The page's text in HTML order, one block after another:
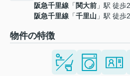
阪急千里線 「 関大前 」駅 徒歩
阪急千里線 「千里山 」駅 徒歩
物件の特徴